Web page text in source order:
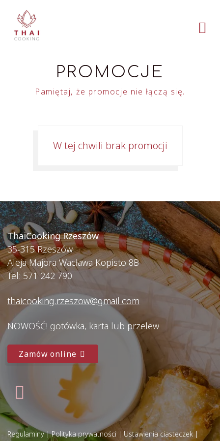
PROMOCJE
Pamiętaj, że promocje nie łączą się.
W tej chwili brak promocji
ThaiCooking Rzeszów
35-315 Rzeszów
Aleja Majora Wacława Kopisto 8B
Tel: 571 242 790
thaicooking.rzeszow@gmail.com
NOWOŚĆ! gotówka, karta lub przelew
Zamów online
Regulaminy|Polityka prywatności |Ustawienia ciasteczek|